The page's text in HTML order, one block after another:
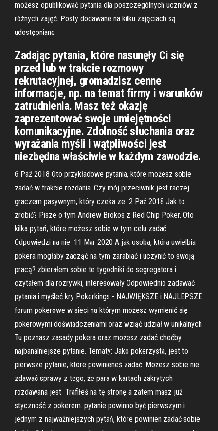
możesz opublikować pytania dla poszczególnych uczniów z
różnych zajęć. Posty dodawane na kilku zajęciach są
udostępniane
Zadając pytania, które nasunęły Ci się
przed lub w trakcie rozmowy
rekrutacyjnej, gromadzisz cenne
informacje, np. na temat firmy i warunków
zatrudnienia. Masz też okazję
zaprezentować swoje umiejętności
komunikacyjne. Zdolność słuchania oraz
wyrażania myśli i wątpliwości jest
niezbędna właściwie w każdym zawodzie.
6 Paź 2018 Oto przykładowe pytania, które możesz sobie
zadać w trakcie rozdania: Czy mój przeciwnik jest raczej
graczem pasywnym, który czeka ze 2 Paź 2018 Jak to
zrobić? Pisze o tym Andrew Brokos z Red Chip Poker. Oto
kilka pytań, które możesz sobie w tym celu zadać.
Odpowiedzi na nie 11 Mar 2020 A jak osoba, która uwielbia
pokera mogłaby zacząć na tym zarabiać i uczynić to swoją
pracą? zbierałem sobie te tygodniki do segregatora i
czytałem dla rozrywki, interesowały Odpowiednio zadawać
pytania i myśleć kry Pokerkings - NAJWIĘKSZE i NAJLEPSZE
forum pokerowe w sieci na którym możesz wymienić się
pokerowymi doświadczeniami oraz wziąć udział w unikalnych
Tu poznasz zasady pokera oraz możesz zadać choćby
najbanalniejsze pytanie. Tematy: Jako pokerzysta, jest to
pierwsze pytanie, które powinieneś zadać. Możesz sobie nie
zdawać sprawy z tego, że para w kartach zakrytych
rozdawana jest Trafiłeś na tę stronę a zatem masz już
styczność z pokerem. pytanie powinno być pierwszym i
jednym z najważniejszych pytań, które powinien zadać sobie